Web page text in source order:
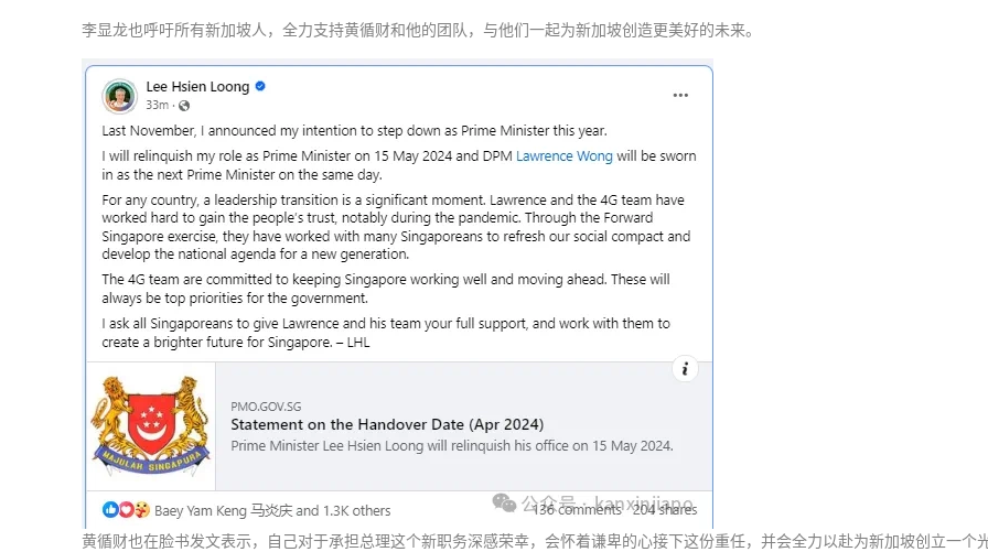
李显龙也呼吁所有新加坡人，全力支持黄循财和他的团队，与他们一起为新加坡创造更美好的未来。
黄循财也在脸书发文表示，自己对于承担总理这个新职务深感荣幸，会怀着谦卑的心接下这份重任，并会全力以赴为新加坡创立一个